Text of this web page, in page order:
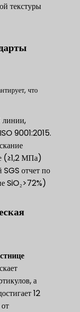
текстуры
что
линии,
9001:2015.
(≥1,2 МПа)
отчет по
SiO₂>72%)
а
12